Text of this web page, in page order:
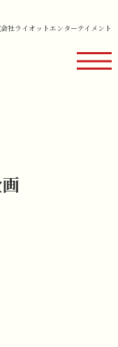
社ライオットエンターテイメント